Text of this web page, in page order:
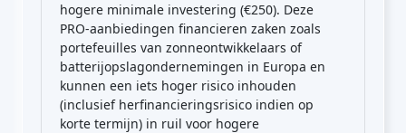
hogere minimale investering (€250). Deze
PRO-aanbiedingen financieren zaken zoals
portefeuilles van zonneontwikkelaars of
batterijopslagondernemingen in Europa en
kunnen een iets hoger risico inhouden
(inclusief herfinancieringsrisico indien op
korte termijn) in ruil voor hogere